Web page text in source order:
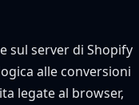
sul server di Shopify
alle conversioni
legate al browser,